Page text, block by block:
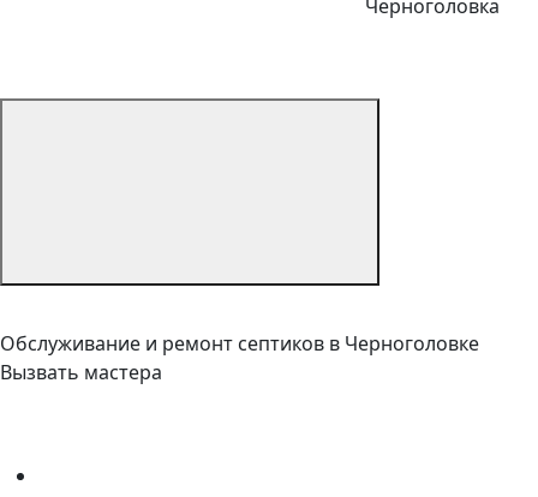
Черноголовка
Обслуживание и ремонт септиков в Черноголовке
Вызвать мастера